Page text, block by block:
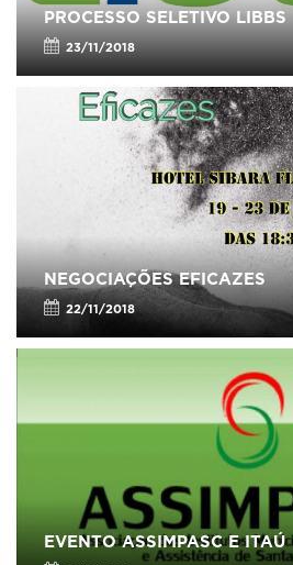
PROCESSO SELETIVO LIBBS
23/11/2018
NEGOCIAÇÕES EFICAZES
22/11/2018
EVENTO ASSIMPASC E ITAÚ